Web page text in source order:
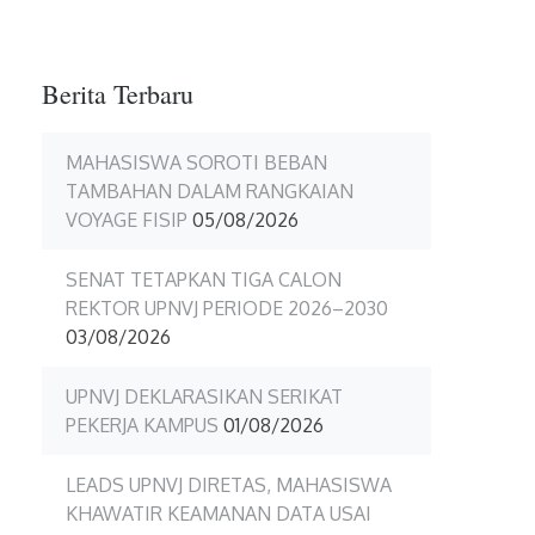
Berita Terbaru
MAHASISWA SOROTI BEBAN
TAMBAHAN DALAM RANGKAIAN
VOYAGE FISIP 05/08/2026
SENAT TETAPKAN TIGA CALON
REKTOR UPNVJ PERIODE 2026–2030
03/08/2026
UPNVJ DEKLARASIKAN SERIKAT
PEKERJA KAMPUS 01/08/2026
LEADS UPNVJ DIRETAS, MAHASISWA
KHAWATIR KEAMANAN DATA USAI